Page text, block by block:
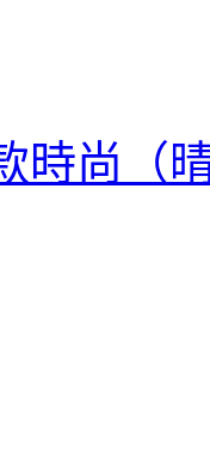
時尚（